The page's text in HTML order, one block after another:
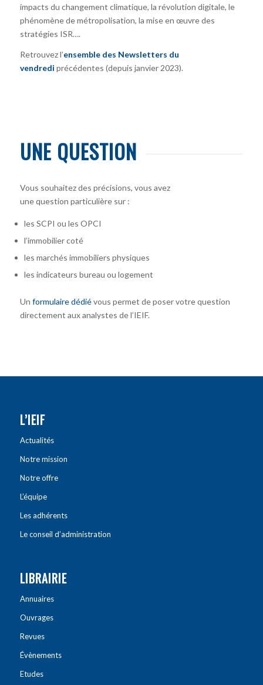
impacts du changement climatique, la révolution digitale, le
phénomène de métropolisation, la mise en œuvre des
stratégies ISR….
Retrouvez l’ensemble des Newsletters du
vendredi précédentes (depuis janvier 2023).
UNE QUESTION
Vous souhaitez des précisions, vous avez
une question particulière sur :
les SCPI ou les OPCI
l’immobilier coté
les marchés immobiliers physiques
les indicateurs bureau ou logement
Un formulaire dédiévous permet de poser votre question
directement aux analystes de l’IEIF.
L’IEIF
Actualités
Notre mission
Notre offre
L’équipe
Les adhérents
Le conseil d’administration
LIBRAIRIE
Annuaires
Ouvrages
Revues
Évènements
Etudes